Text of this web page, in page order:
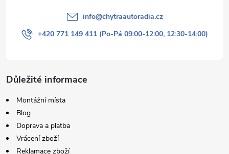
info@chytraautoradia.cz
+420 771 149 411 (Po-Pá 09:00-12:00, 12:30-14:00)
Důležité informace
Montážní místa
Blog
Doprava a platba
Vrácení zboží
Reklamace zboží